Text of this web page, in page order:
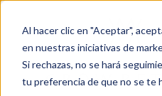
Al hacer clic en "Aceptar",
en nuestras iniciativas de
Si rechazas, no se hará
tu preferencia de que no se te